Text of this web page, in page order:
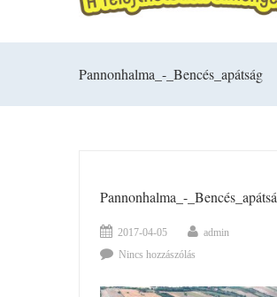
Pannonhalma_-_Bencés_apátság
Pannonhalma_-
2017-04-05
admin
Nincs hozzászólás